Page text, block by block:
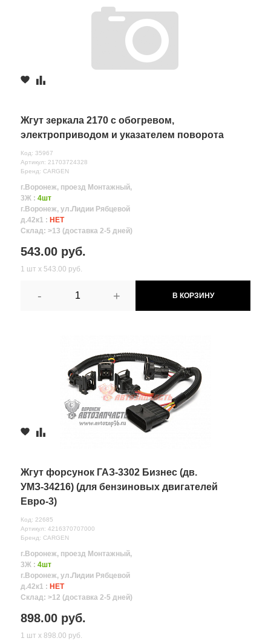
Жгут зеркала 2170 с обогревом,
электроприводом и указателем поворота
Код: 35967
Артикул: 21703724328
Бренд: CARGEN
г.Воронеж, проезд Монтажный,
3Ж : 4шт
г.Воронеж, ул.Лидии Рябцевой
д.42к1 : НЕТ
Склад: >13 (доставка 2-5 дней)
543.00 руб.
1 шт х 543.00 руб.
- + В КОРЗИНУ
Жгут форсунок ГАЗ-3302 Бизнес (дв.
УМЗ-34216) (для бензиновых двигателей
Евро-3)
Код: 22685
Артикул: 4216370707000
Бренд: CARGEN
г.Воронеж, проезд Монтажный,
3Ж : 4шт
г.Воронеж, ул.Лидии Рябцевой
д.42к1 : НЕТ
Склад: >12 (доставка 2-5 дней)
898.00 руб.
1 шт х 898.00 руб.